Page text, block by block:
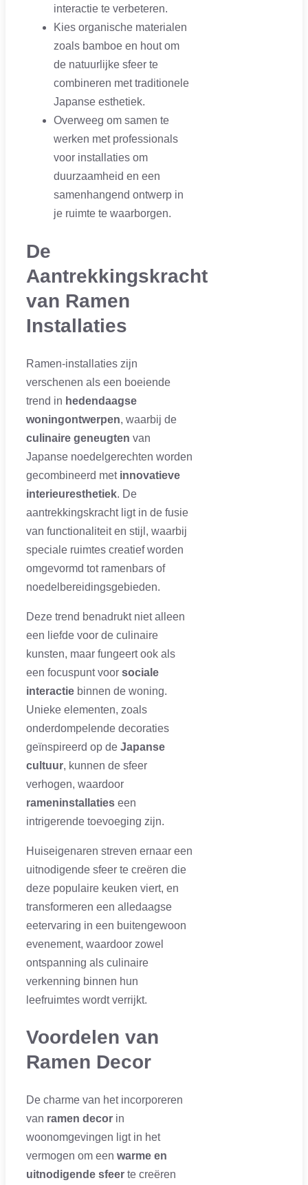
interactie te verbeteren.
Kies organische materialen
zoals bamboe en hout om
de natuurlijke sfeer te
combineren met traditionele
Japanse esthetiek.
Overweeg om samen te
werken met professionals
voor installaties om
duurzaamheid en een
samenhangend ontwerp in
je ruimte te waarborgen.
De
Aantrekkingskracht
van Ramen
Installaties
Ramen-installaties zijn
verschenen als een boeiende
trend in hedendaagse
woningontwerpen, waarbij de
culinaire geneugten van
Japanse noedelgerechten worden
gecombineerd met innovatieve
interieuresthetiek. De
aantrekkingskracht ligt in de fusie
van functionaliteit en stijl, waarbij
speciale ruimtes creatief worden
omgevormd tot ramenbars of
noedelbereidingsgebieden.
Deze trend benadrukt niet alleen
een liefde voor de culinaire
kunsten, maar fungeert ook als
een focuspunt voor sociale
interactie binnen de woning.
Unieke elementen, zoals
onderdompelende decoraties
geïnspireerd op de Japanse
cultuur, kunnen de sfeer
verhogen, waardoor
rameninstallaties een
intrigerende toevoeging zijn.
Huiseigenaren streven ernaar een
uitnodigende sfeer te creëren die
deze populaire keuken viert, en
transformeren een alledaagse
eetervaring in een buitengewoon
evenement, waardoor zowel
ontspanning als culinaire
verkenning binnen hun
leefruimtes wordt verrijkt.
Voordelen van
Ramen Decor
De charme van het incorporeren
van ramen decor in
woonomgevingen ligt in het
vermogen om een warme en
uitnodigende sfeer te creëren